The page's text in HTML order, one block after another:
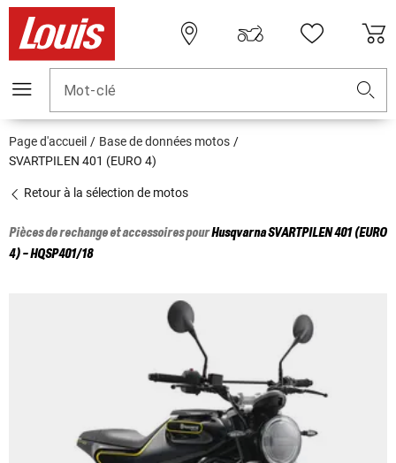
Mot-clé
Page d'accueil
Base de données motos
SVARTPILEN 401 (EURO 4)
Retour à la sélection de motos
Pièces de rechange et accessoires pourHusqvarnaSVARTPILEN 401 (EURO
4) - HQSP401/18